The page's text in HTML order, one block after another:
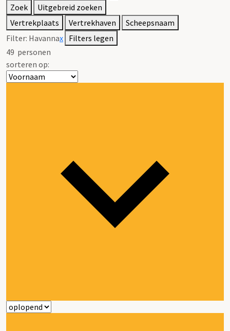
Zoek
Uitgebreid zoeken
Vertrekplaats
Vertrekhaven
Scheepsnaam
Filter: Havannax Filters legen
49 personen
sorteren op: